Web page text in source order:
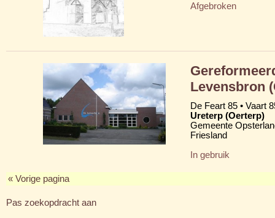
Afgebroken
Levensbron
De Feart 85 • Vaart
Ureterp (Oerterp)
Gemeente
Friesland
In gebruik
« Vorige pagina
Pas zoekopdracht aan